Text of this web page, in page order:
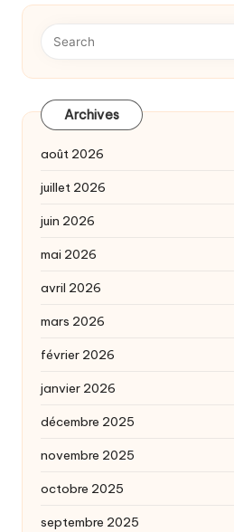
Archives
août 2026
juillet 2026
juin 2026
mai 2026
avril 2026
mars 2026
février 2026
janvier 2026
décembre 2025
novembre 2025
octobre 2025
septembre 2025